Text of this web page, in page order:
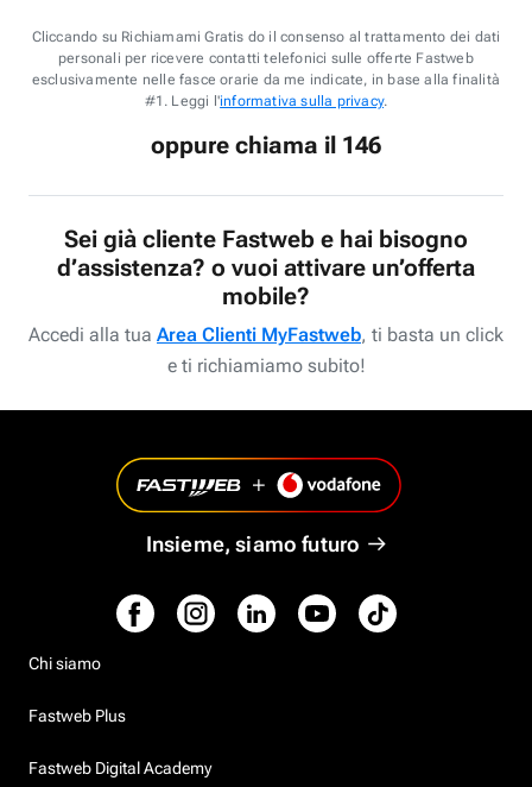
Cliccando su Richiamami Gratis do il consenso al trattamento dei dati
personali per ricevere contatti telefonici sulle offerte Fastweb
esclusivamente nelle fasce orarie da me indicate, in base alla finalità
#1. Leggi l'informativa sulla privacy.
oppure chiama il 146
Sei già cliente Fastweb e hai bisogno
d’assistenza? o vuoi attivare un’offerta
mobile?
Accedi alla tua Area Clienti MyFastweb, ti basta un click
e ti richiamiamo subito!
Insieme, siamo futuro
Chi siamo
Fastweb Plus
Fastweb Digital Academy